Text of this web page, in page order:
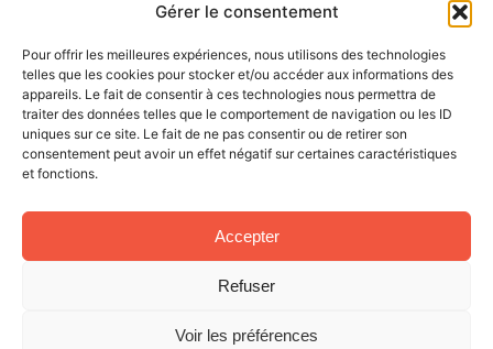
Gérer le consentement
Pour offrir les meilleures expériences, nous utilisons des technologies
telles que les cookies pour stocker et/ou accéder aux informations des
appareils. Le fait de consentir à ces technologies nous permettra de
traiter des données telles que le comportement de navigation ou les ID
uniques sur ce site. Le fait de ne pas consentir ou de retirer son
consentement peut avoir un effet négatif sur certaines caractéristiques
et fonctions.
Accepter
Refuser
Voir les préférences
© Tous droits réservés – Musée Louis-Hémon Conception Web :